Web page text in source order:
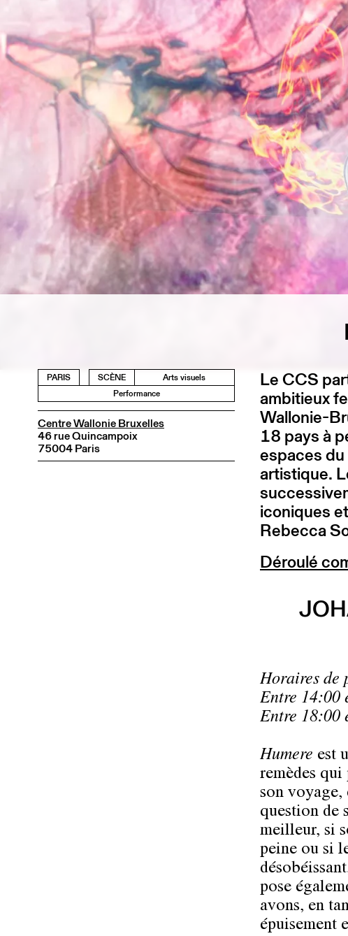
PARIS SCÈNE
Arts visuels
Performance
Centre Wallonie Bruxelles
46 rue Quincampoix
75004 Paris
Le CCS
ambitieux
Wallonie-
18 pays à
espaces
artistique.
iconiques
Rebecca
Déroulé
Horaires de
Entre 14:00
Entre 18:00
Humere est
remèdes
son
question de
meilleur, si
peine ou si
pose
avons, en
épuisement